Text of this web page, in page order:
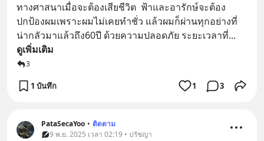
ทางศาสนาเมื่อจะต้องเสียชีวิต  ฟ้าและอารักษ์จะต้อง
ปกป้องผมเพราะผมไม่เคยทำชั่ว แล้วผมก็ผ่านทุกอย่างที่
น่ากลัวมาแล้วถึง60ปี ด้วยความปลอดภัย ระยะเวลาที่...
ดูเพิ่มเติม
3
1 บันทึก 1 3
PataSecaYoo • ติดตาม
9 พ.ย. 2025 เวลา 02:19 • ปรัชญา